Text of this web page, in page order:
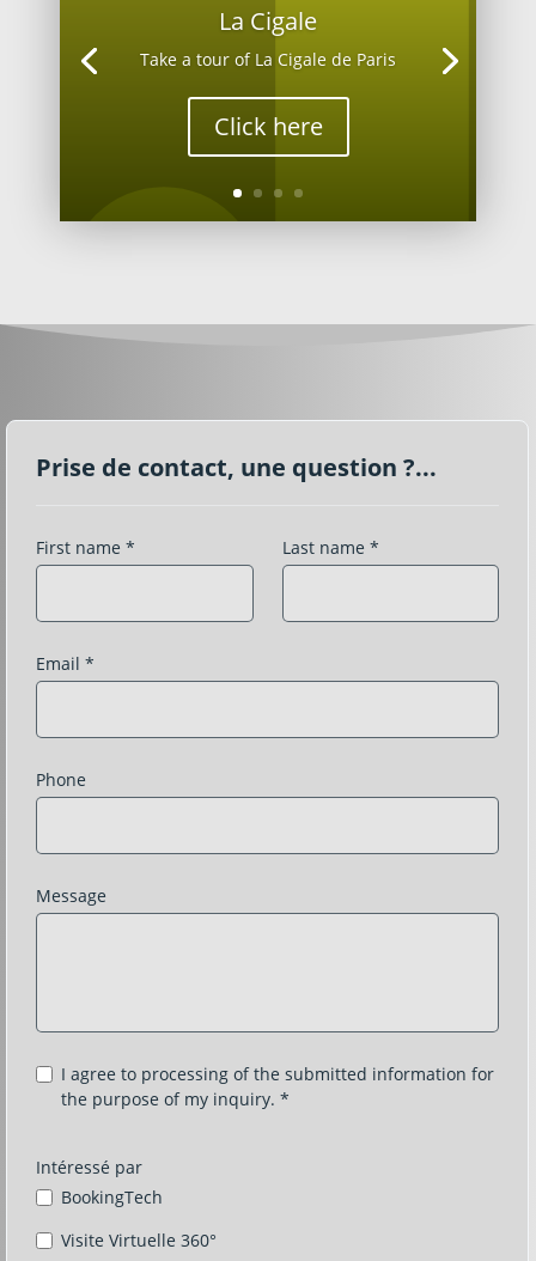
La Cigale
Take a tour of La Cigale de Paris
Click here